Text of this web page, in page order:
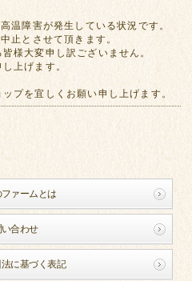
温障害が発生している状況です。
止とさせて頂きます。
様大変申し訳ございません。
上げます。
プを宜しくお願い申し上げます。
ァームとは
い合わせ
に基づく表記